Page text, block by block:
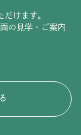
けます。
の見学・ご案内